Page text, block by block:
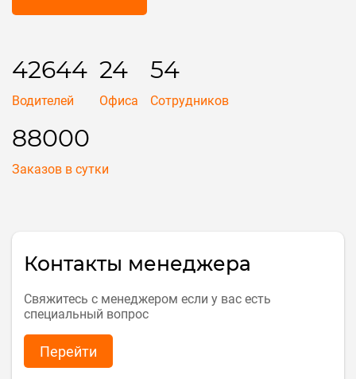
42644
Водителей
24
Офиса
54
Сотрудников
88000
Заказов в сутки
Контакты менеджера
Свяжитесь с менеджером если у вас есть
специальный вопрос
Перейти